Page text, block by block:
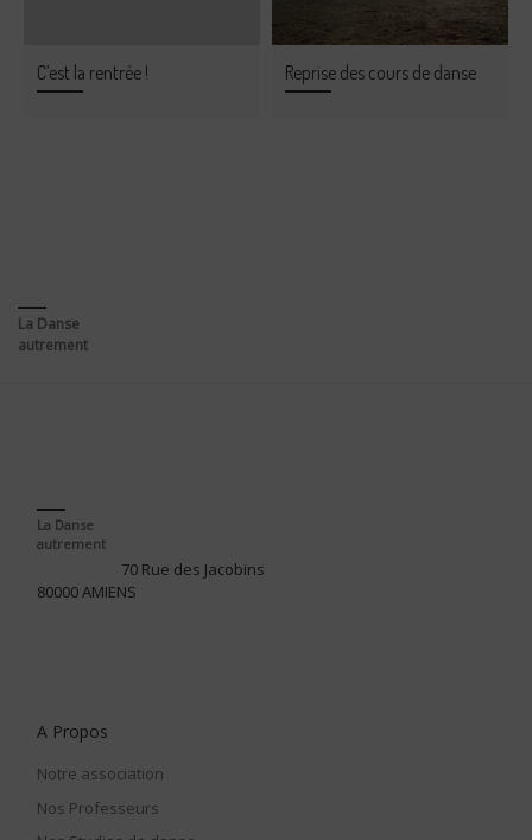
C’est la rentrée ! Reprise des cours de danse
La Danse
autrement
La Danse
autrement
70 Rue des Jacobins
80000 AMIENS
A Propos
Notre association
Nos Professeurs